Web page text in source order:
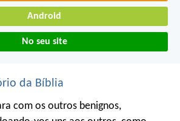
Android
No seu site
da Bíblia
com os outros benignos,